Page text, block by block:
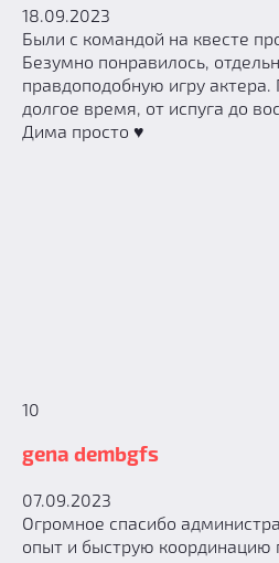
18.09.2023
Были с командой на квесте
Безумно понравилось,
правдоподобную игру
долгое время, от испуга до
Дима просто ♥️
10
gena dembgfs
07.09.2023
Огромное спасибо
опыт и быструю координацию